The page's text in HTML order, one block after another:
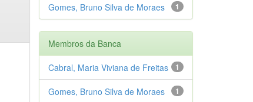
1
Gomes, Bruno Silva de Moraes
Membros da Banca
1
Cabral, Maria Viviana de Freitas
1
Gomes, Bruno Silva de Moraes